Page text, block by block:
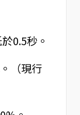
0.5秒。
（現行